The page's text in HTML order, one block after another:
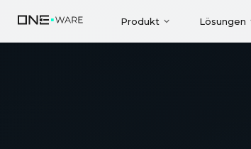
Produkt Lösungen